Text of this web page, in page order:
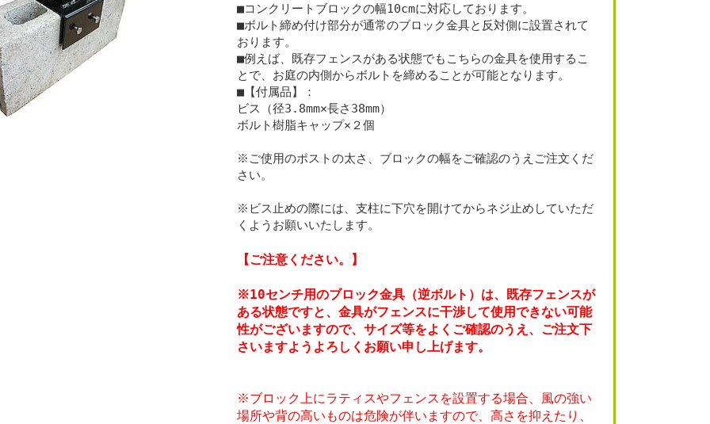
■コンクリートブロックの幅10cmに対応しております。
■ボルト締め付け部分が通常のブロック金具と反対側に設置されて
おります。
■例えば、既存フェンスがある状態でもこちらの金具を使用するこ
とで、お庭の内側からボルトを締めることが可能となります。
■【付属品】：
ビス（径3.8mm×長さ38mm）
ボルト樹脂キャップ×２個
※ご使用のポストの太さ、ブロックの幅をご確認のうえご注文くだ
さい。
※ビス止めの際には、支柱に下穴を開けてからネジ止めしていただ
くようお願いいたします。
【ご注意ください。】
※10センチ用のブロック金具（逆ボルト）は、既存フェンスが
ある状態ですと、金具がフェンスに干渉して使用できない可能
性がございますので、サイズ等をよくご確認のうえ、ご注文下
さいますようよろしくお願い申し上げます。
※ブロック上にラティスやフェンスを設置する場合、風の強い
場所や背の高いものは危険が伴いますので、高さを抑えたり、